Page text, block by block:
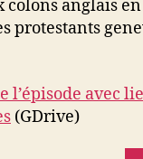
colons anglais
protestants
l’épisode avec
(GDrive)